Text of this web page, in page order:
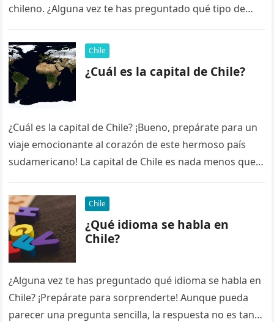
chileno. ¿Alguna vez te has preguntado qué tipo de
Chile
¿Cuál es la capital de Chile?
¿Cuál es la capital de Chile? ¡Bueno, prepárate para un
viaje emocionante al corazón de este hermoso país
sudamericano! La capital de Chile es nada menos que…
Chile
¿Qué idioma se habla en
Chile?
¿Alguna vez te has preguntado qué idioma se habla en
Chile? ¡Prepárate para sorprenderte! Aunque pueda
parecer una pregunta sencilla, la respuesta no es tan